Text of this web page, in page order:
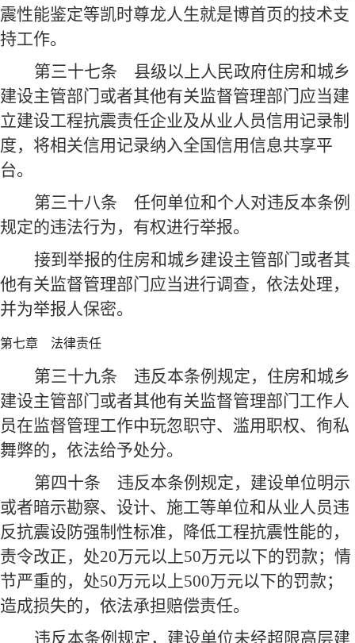
震性能鉴定等凯时尊龙人生就是博首页的技术支
持工作。
第三十七条
县级以上人民政府住房和城乡
建设主管部门或者其他有关监督管理部门应当建
立建设工程抗震责任企业及从业人员信用记录制
度，将相关信用记录纳入全国信用信息共享平
台。
第三十八条 任何单位和个人对违反本条例
规定的违法行为，有权进行举报。
接到举报的住房和城乡建设主管部门或者其
他有关监督管理部门应当进行调查，依法处理，
并为举报人保密。
第七章 法律责任
第三十九条 违反本条例规定，住房和城乡
建设主管部门或者其他有关监督管理部门工作人
员在监督管理工作中玩忽职守、滥用职权、徇私
舞弊的，依法给予处分。
第四十条 违反本条例规定，建设单位明示
或者暗示勘察、设计、施工等单位和从业人员违
反抗震设防强制性标准，降低工程抗震性能的，
责令改正，处20万元以上50万元以下的罚款；情
节严重的，处50万元以上500万元以下的罚款；
造成损失的，依法承担赔偿责任。
违反本条例规定，建设单位未经超限高层建